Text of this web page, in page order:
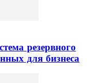
резервного
для бизнеса